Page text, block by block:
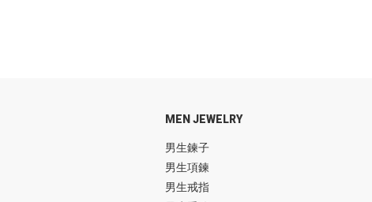
MEN JEWELRY
男生鍊子
男生項鍊
男生戒指